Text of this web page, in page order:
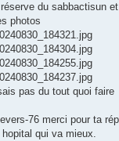
du sabbactisun
photos
pas du tout quoi faire
76 merci pour ta
qui va mieux.